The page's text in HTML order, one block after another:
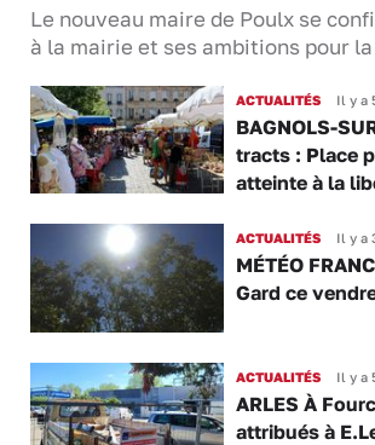
Le nouveau maire de Poulx se
à la mairie et ses ambitions pour
ACTUALITÉS Il y a
BAGNOLS-
tracts : Place
atteinte à la
ACTUALITÉS Il y a
MÉTÉO
Gard ce
ACTUALITÉS Il y a
ARLES À
attribués à